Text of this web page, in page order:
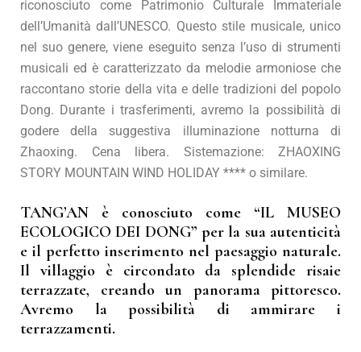
riconosciuto come Patrimonio Culturale Immateriale
dell’Umanità dall’UNESCO. Questo stile musicale, unico
nel suo genere, viene eseguito senza l’uso di strumenti
musicali ed è caratterizzato da melodie armoniose che
raccontano storie della vita e delle tradizioni del popolo
Dong. Durante i trasferimenti, avremo la possibilità di
godere della suggestiva illuminazione notturna di
Zhaoxing. Cena libera. Sistemazione: ZHAOXING
STORY MOUNTAIN WIND HOLIDAY **** o similare.
TANG’AN è conosciuto come “IL MUSEO
ECOLOGICO DEI DONG” per la sua autenticità
e il perfetto inserimento nel paesaggio naturale.
Il villaggio è circondato da splendide risaie
terrazzate, creando un panorama pittoresco.
Avremo la possibilità di ammirare i
terrazzamenti.